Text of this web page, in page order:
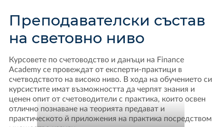
Преподавателски състав
на световно ниво
Курсовете по счетоводство и данъци на Finance
Academy се провеждат от експерти-практици в
счетводството на високо ниво. В хода на обучението си
курсистите имат възможността да черпят знания и
ценен опит от счетоводители с практика, които освен
отлично познаване на теорията предават и
практическото й приложения на практика посредством